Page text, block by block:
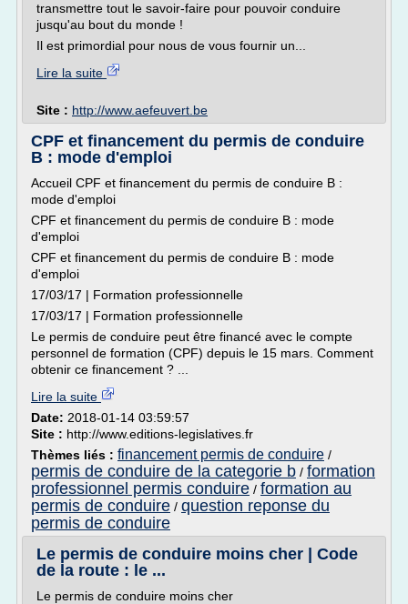
transmettre tout le savoir-faire pour pouvoir conduire
jusqu'au bout du monde !
Il est primordial pour nous de vous fournir un...
Lire la suite
Site : http://www.aefeuvert.be
CPF et financement du permis de conduire
B : mode d'emploi
Accueil CPF et financement du permis de conduire B :
mode d'emploi
CPF et financement du permis de conduire B : mode
d'emploi
CPF et financement du permis de conduire B : mode
d'emploi
17/03/17 | Formation professionnelle
17/03/17 | Formation professionnelle
Le permis de conduire peut être financé avec le compte
personnel de formation (CPF) depuis le 15 mars. Comment
obtenir ce financement ? ...
Lire la suite
Date: 2018-01-14 03:59:57
Site : http://www.editions-legislatives.fr
Thèmes liés : financement permis de conduire /
permis de conduire de la categorie b / formation
professionnel permis conduire / formation au
permis de conduire / question reponse du
permis de conduire
Le permis de conduire moins cher | Code
de la route : le ...
Le permis de conduire moins cher